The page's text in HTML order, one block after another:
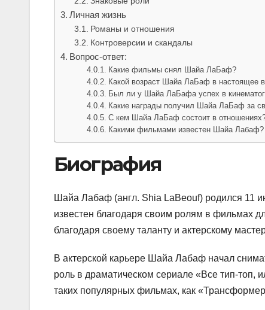
Личная жизнь
Романы и отношения
Контроверсии и скандалы
Вопрос-ответ:
Какие фильмы снял Шайа ЛаБаф?
Какой возраст Шайа ЛаБаф в настоящее
Был ли у Шайа ЛаБафа успех в
Какие награды получил Шайа ЛаБаф за
С кем Шайа ЛаБаф состоит в
Какими фильмами известен Шайа Лабаф?
Биография
Шайа Лабаф (англ. Shia LaBeouf) родился 11
известен благодаря своим ролям в фильмах
благодаря своему таланту и актерскому
В актерской карьере Шайа Лабаф начал
роль в драматическом сериале «Все тип-топ,
таких популярных фильмах, как